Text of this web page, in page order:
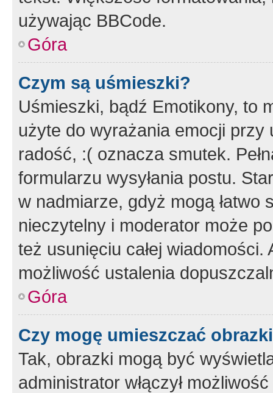
używając BBCode.
Góra
Czym są uśmieszki?
Uśmieszki, bądź Emotikony, to
użyte do wyrażania emocji
radość, :( oznacza smutek.
formularzu wysyłania postu.
w nadmiarze, gdyż mogą
nieczytelny i moderator może
też usunięciu całej
możliwość ustalenia
Góra
Czy mogę umieszczać
Tak, obrazki mogą być
administrator włączył